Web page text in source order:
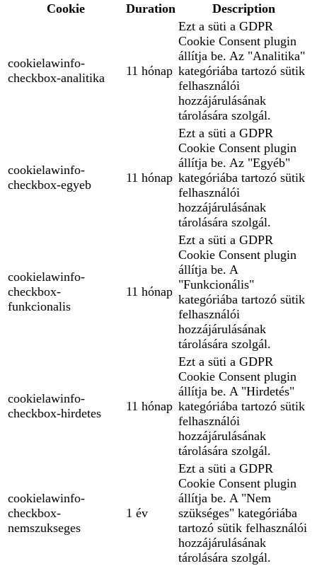
Cookie
Duration Description
cookielawinfo-
checkbox-analitika
11 hónap
Ezt a süti a GDPR
Cookie Consent plugin
állítja be. Az "Analitika"
kategóriába tartozó sütik
felhasználói
hozzájárulásának
tárolására szolgál.
cookielawinfo-
checkbox-egyeb
11 hónap
Ezt a süti a GDPR
Cookie Consent plugin
állítja be. Az "Egyéb"
kategóriába tartozó sütik
felhasználói
hozzájárulásának
tárolására szolgál.
cookielawinfo-
checkbox-
funkcionalis
11 hónap
Ezt a süti a GDPR
Cookie Consent plugin
állítja be. A
"Funkcionális"
kategóriába tartozó sütik
felhasználói
hozzájárulásának
tárolására szolgál.
cookielawinfo-
checkbox-hirdetes
11 hónap
Ezt a süti a GDPR
Cookie Consent plugin
állítja be. A "Hirdetés"
kategóriába tartozó sütik
felhasználói
hozzájárulásának
tárolására szolgál.
cookielawinfo-
checkbox-
nemszukseges
1 év
Ezt a süti a GDPR
Cookie Consent plugin
állítja be. A "Nem
szükséges" kategóriába
tartozó sütik felhasználói
hozzájárulásának
tárolására szolgál.